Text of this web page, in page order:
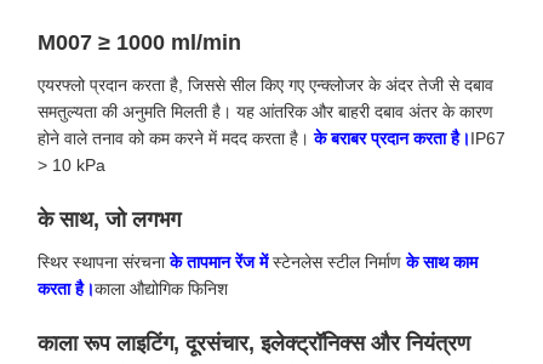
M007 ≥ 1000 ml/min
एयरफ्लो प्रदान करता है, जिससे सील किए गए एन्क्लोजर के अंदर तेजी से दबाव
समतुल्यता की अनुमति मिलती है। यह आंतरिक और बाहरी दबाव अंतर के कारण
होने वाले तनाव को कम करने में मदद करता है। के बराबर प्रदान करता है।IP67
> 10 kPa
के साथ, जो लगभग
स्थिर स्थापना संरचनाके तापमान रेंज मेंस्टेनलेस स्टील निर्माणके साथ काम
करता है।काला औद्योगिक फिनिश
काला रूप लाइटिंग, दूरसंचार, इलेक्ट्रॉनिक्स और नियंत्रण